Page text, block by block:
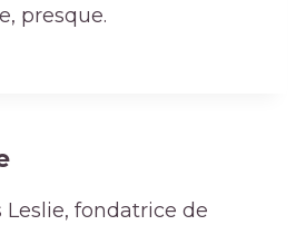
presque.
Leslie, fondatrice de